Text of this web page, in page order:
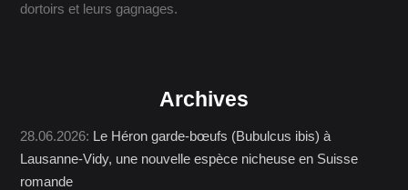
dortoirs et leurs gagnages.
Archives
28.06.2026: Le Héron garde-bœufs (Bubulcus ibis) à
Lausanne-Vidy, une nouvelle espèce nicheuse en Suisse
romande